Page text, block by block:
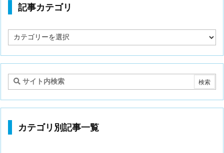
記事カテゴリ
事
テ
リ
カテゴリ別記事一覧